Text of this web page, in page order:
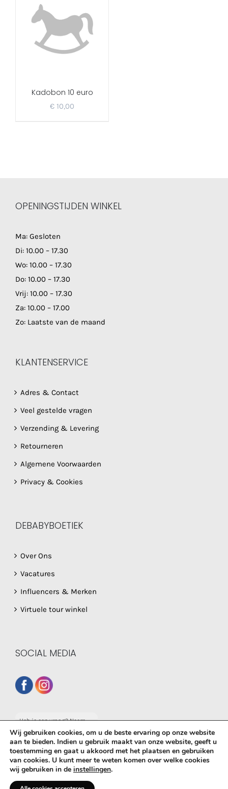
Kadobon 10 euro
€ 10,00
OPENINGSTIJDEN WINKEL
Ma: Gesloten
Di: 10.00 – 17.30
Wo: 10.00 – 17.30
Do: 10.00 – 17.30
Vrij: 10.00 – 17.30
Za: 10.00 – 17.00
Zo: Laatste van de maand
KLANTENSERVICE
Adres & Contact
Veel gestelde vragen
Verzending & Levering
Retourneren
Algemene Voorwaarden
Privacy & Cookies
DEBABYBOETIEK
Over Ons
Vacatures
Influencers & Merken
Virtuele tour winkel
SOCIAL MEDIA
© Copyright 2026 De Babyboetiek | Powered byMplusKASSA
Woocommerce&WooCommerce Kassasysteem
Heb je een vraag? Neem
dan gerust contact op
met onze whatsapp
service!
Wij gebruiken cookies, om u de beste ervaring op onze website
aan te bieden. Indien u gebruik maakt van onze website, geeft u
toestemming en gaat u akkoord met het plaatsen en gebruiken
van cookies. U kunt meer te weten komen over welke cookies
wij gebruiken in de instellingen.